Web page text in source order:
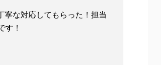
寧な対応してもらった！担当
す！